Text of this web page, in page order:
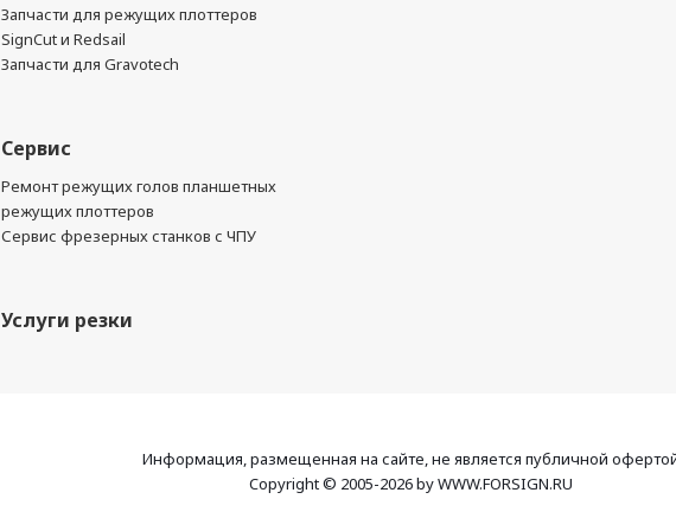
Запчасти для режущих плоттеров
SignCut и Redsail
Запчасти для Gravotech
Сервис
Ремонт режущих голов планшетных
режущих плоттеров
Сервис фрезерных станков с ЧПУ
Услуги резки
Информация, размещенная на сайте, не является публичной
Copyright © 2005-2026 by WWW.FORSIGN.RU